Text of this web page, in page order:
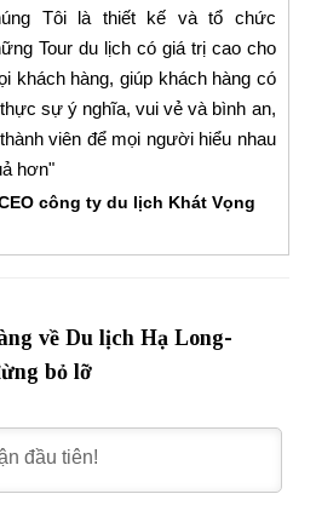
Tôi là thiết kế và tổ chức
Tour du lịch có giá trị cao cho
khách hàng, giúp khách hàng có
sự ý nghĩa, vui vẻ và bình an,
viên để mọi người hiểu nhau
hơn"
công ty du lịch Khát Vọng
về Du lịch Hạ Long-
bỏ lỡ